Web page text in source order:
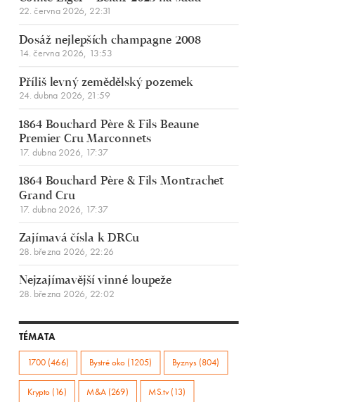
22. června 2026, 22:31
Dosáž nejlepších champagne 2008
14. června 2026, 13:53
Příliš levný zemědělský pozemek
24. dubna 2026, 21:59
1864 Bouchard Père & Fils Beaune
Premier Cru Marconnets
17. dubna 2026, 17:37
1864 Bouchard Père & Fils Montrachet
Grand Cru
17. dubna 2026, 17:37
Zajímavá čísla k DRCu
28. března 2026, 22:26
Nejzajímavější vinné loupeže
28. března 2026, 22:02
TÉMATA
1700 (466) Bystré oko (1205) Byznys (804)
Krypto (16) M&A (269) MS.tv (13)